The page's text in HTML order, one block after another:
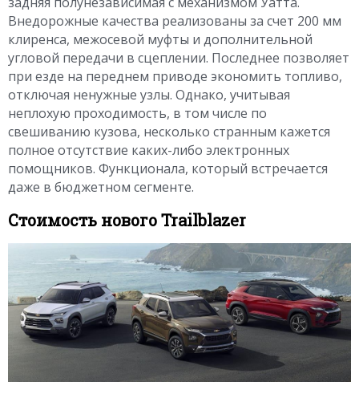
Внедорожные качества реализованы за счет 200 мм
клиренса, межосевой муфты и дополнительной
угловой передачи в сцеплении. Последнее позволяет
при езде на переднем приводе экономить топливо,
отключая ненужные узлы. Однако, учитывая
неплохую проходимость, в том числе по
свешиванию кузова, несколько странным кажется
полное отсутствие каких-либо электронных
помощников. Функционала, который встречается
даже в бюджетном сегменте.
Стоимость нового Trailblazer